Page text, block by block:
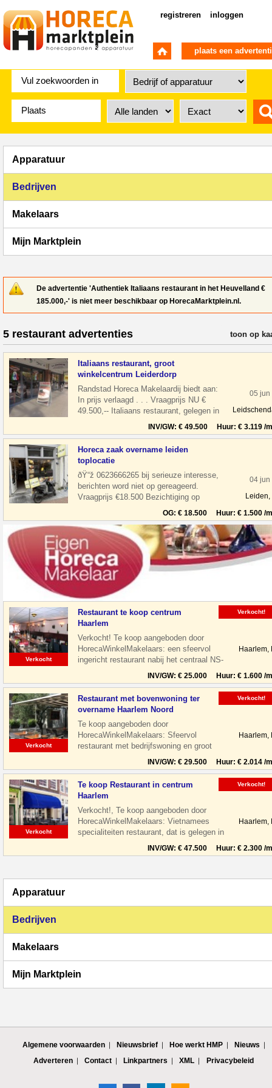
registreren inloggen
plaats een
Apparatuur
Bedrijven
Makelaars
Mijn Marktplein
De advertentie 'Authentiek Italiaans restaurant in het Heuvelland €
185.000,-' is niet meer beschikbaar op HorecaMarktplein.nl.
5 restaurant advertenties verfijn
toon op
Italiaans restaurant, groot
winkelcentrum Leiderdorp
Randstad Horeca Makelaardij biedt aan:
In prijs verlaagd . . . Vraagprijs NU €
49.500,-- Italiaans restaurant, gelegen in
een groot winkelcentrum Wink
05 jun
INV/GW: € 49.500 Huur: € 3.119 /
Horeca zaak overname leiden
toplocatie
ðŸ“ž 0623666265 bij serieuze interesse,
berichten word niet op gereageerd.
Vraagprijs €18.500 Bezichtiging op
afspraak Overname horeca zaak in leiden
04 jun
Leiden,
OG: € 18.500 Huur: € 1.500 /
Verkocht
Restaurant te koop centrum
Haarlem
Verkocht! Te koop aangeboden door
HorecaWinkelMakelaars: een sfeervol
ingericht restaurant nabij het centraal NS-
Haarlem,
INV/GW: € 25.000 Huur: € 1.600 /
Verkocht!
Verkocht
Restaurant met bovenwoning ter
overname Haarlem Noord
Te koop aangeboden door
HorecaWinkelMakelaars: Sfeervol
restaurant met bedrijfswoning en groot
Haarlem Noord. De
Haarlem,
INV/GW: € 29.500 Huur: € 2.014 /
Verkocht!
Verkocht
Te koop Restaurant in centrum
Haarlem
Verkocht!, Te koop aangeboden door
HorecaWinkelMakelaars: Vietnamees
specialiteiten restaurant, dat is gelegen in
Haarlem,
INV/GW: € 47.500 Huur: € 2.300 /
Verkocht!
Apparatuur
Bedrijven
Makelaars
Mijn Marktplein
Algemene voorwaarden Nieuwsbrief Hoe werkt HMP
Nieuws
Adverteren
Contact Linkpartners XML Privacybeleid